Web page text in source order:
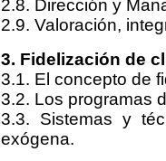
2.8. Dirección y
2.9. Valoración,
3. Fidelización de
3.1. El concepto de
3.2. Los programas
3.3. Sistemas y
exógena.